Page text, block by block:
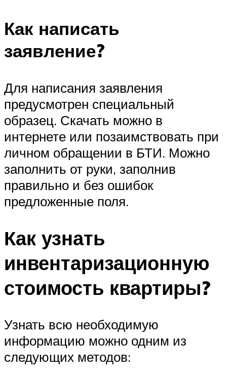
Как написать
заявление?
Для написания заявления
предусмотрен специальный
образец. Скачать можно в
интернете или позаимствовать при
личном обращении в БТИ. Можно
заполнить от руки, заполнив
правильно и без ошибок
предложенные поля.
Как узнать
инвентаризационную
стоимость квартиры?
Узнать всю необходимую
информацию можно одним из
следующих методов: